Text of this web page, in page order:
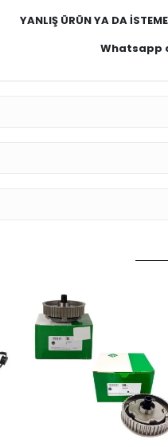
YANLIŞ ÜRÜN YA DA
Whatsapp